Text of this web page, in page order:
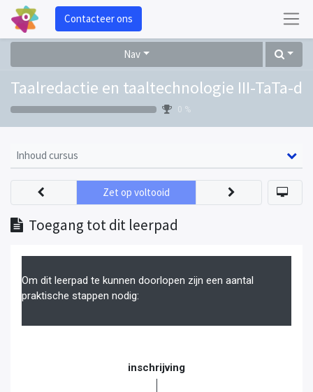
Contacteer ons
Nav
Taalredactie en taaltechnologie III-TaTa-d
0 %
Inhoud cursus
Toegang tot dit leerpad
Zet op voltooid
Om dit leerpad te kunnen doorlopen zijn een aantal
praktische stappen nodig:
inschrijving